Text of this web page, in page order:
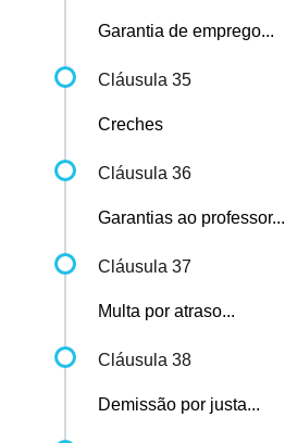
Garantia de emprego...
Cláusula 35
Creches
Cláusula 36
Garantias ao professor...
Cláusula 37
Multa por atraso...
Cláusula 38
Demissão por justa...